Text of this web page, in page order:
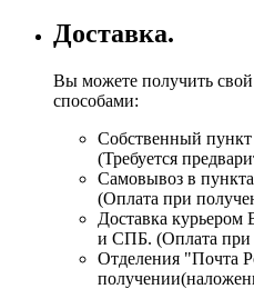
Доставка.
Вы можете получить
способами:
Собственный
(Требуется
Самовывоз в
(Оплата при
Доставка
и СПБ. (Оплата при
Отделения "Почта